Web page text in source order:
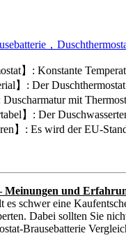
，
】: Konstante
】: Der
mit
】: Der
】: Es wird der EU-
Meinungen und
es schwer eine
Dabei sollten Sie
Brausebatterie